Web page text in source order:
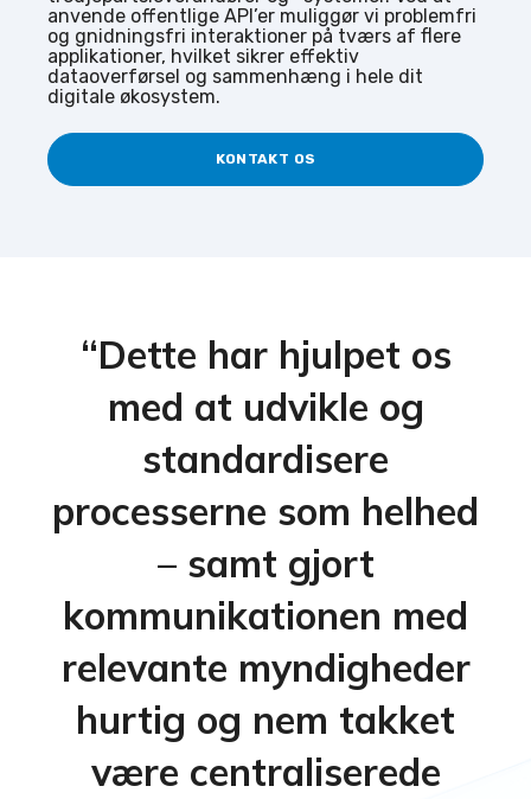
anvende offentlige API’er muliggør vi problemfri
og gnidningsfri interaktioner på tværs af flere
applikationer, hvilket sikrer effektiv
dataoverførsel og sammenhæng i hele dit
digitale økosystem.
KONTAKT OS
“Dette har hjulpet os
med at udvikle og
standardisere
processerne som helhed
– samt gjort
kommunikationen med
relevante myndigheder
hurtig og nem takket
være centraliserede